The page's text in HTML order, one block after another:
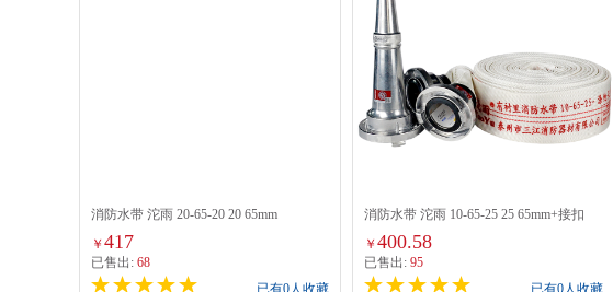
消防水带 沱雨 20-65-20 20 65mm
￥ 417
已售出: 68
已有0人收藏
消防水带 沱雨 10-65-25 25 65mm+接扣
+水枪
￥400.58
已售出:95
已有0人收藏